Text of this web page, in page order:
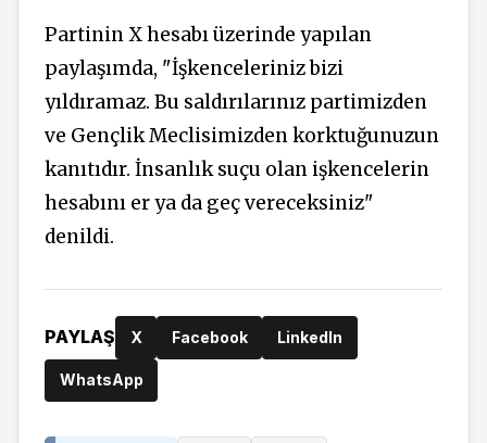
Partinin X hesabı üzerinde yapılan
paylaşımda, "İşkenceleriniz bizi
yıldıramaz. Bu saldırılarınız partimizden
ve Gençlik Meclisimizden korktuğunuzun
kanıtıdır. İnsanlık suçu olan işkencelerin
hesabını er ya da geç vereceksiniz"
denildi.
PAYLAŞ X Facebook LinkedIn
WhatsApp